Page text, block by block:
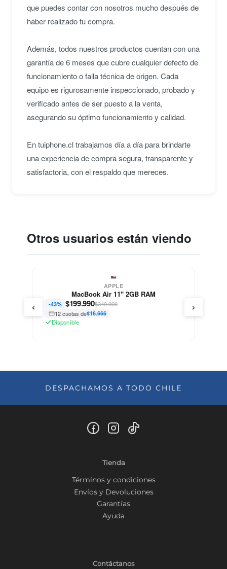
que puedes contar con nosotros mucho después de
haber realizado tu compra.
Además, todos nuestros productos cuentan con una
garantía de 6 meses que cubre cualquier defecto de
funcionamiento o falla técnica de origen. Cada
equipo es rigurosamente inspeccionado, probado y
verificado antes de ser puesto a la venta,
asegurando su óptimo funcionamiento y calidad.
En tuiphone.cl trabajamos día a día para brindarte
una experiencia de compra segura, transparente y
satisfactoria, con el respaldo que mereces.
Otros usuarios están viendo
APPLE
MacBook Air 11" 2GB RAM
-43% $199.990$349.990
12 cuotas de$16.666
Disponible
‹ ›
DESPACHAMOS A TODO CHILE
Tienda
Términos y condiciones
Envíos y Devoluciones
Garantías
Ayuda
Contáctanos